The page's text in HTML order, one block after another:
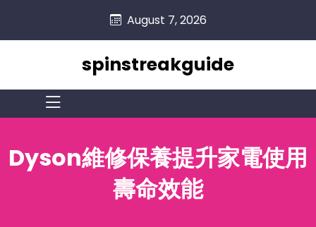
August 7, 2026
spinstreakguide
Dyson維修保養提升家電使用
壽命效能